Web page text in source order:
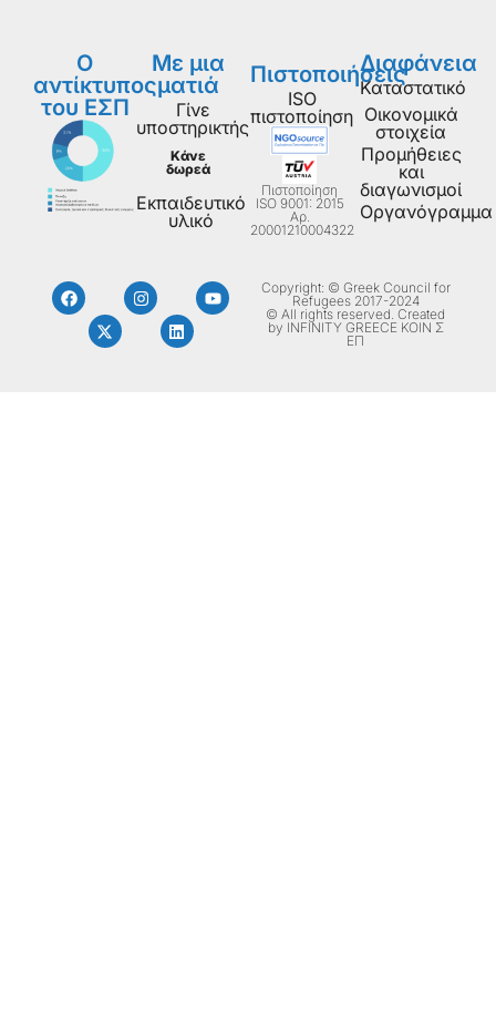
Ο
αντίκτυπος
του ΕΣΠ
Με μια
ματιά
Γίνε
υποστηρικτής
Κάνε
δωρεά
Εκπαιδευτικό
υλικό
Πιστοποιήσεις
ISO
πιστοποίηση
Πιστοποίηση
ISO 9001: 2015
Aρ.
20001210004322
Διαφάνεια
Καταστατικό
Οικονομικά
στοιχεία
Προμήθειες
και
διαγωνισμοί
Οργανόγραμμα
Copyright: © Greek Council for
Refugees 2017-2024
© All rights reserved. Created
by INFINITY GREECE ΚΟΙΝ Σ
ΕΠ